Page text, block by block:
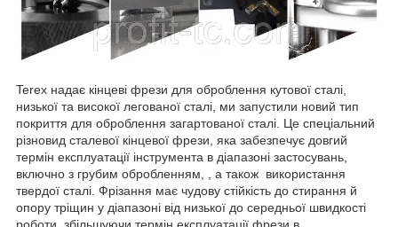
Terex надає кінцеві фрези для оброблення кутової сталі,
низької та високої легованої сталі, ми запустили новий тип
покриття для оброблення загартованої сталі. Це спеціальний
різновид сталевої кінцевої фрези, яка забезпечує довгий
термін експлуатації інструмента в діапазоні застосувань,
включно з грубим обробленням, , а також використання
твердої сталі. Фрізання має чудову стійкість до стирання й
опору тріщин у діапазоні від низької до середньої швидкості